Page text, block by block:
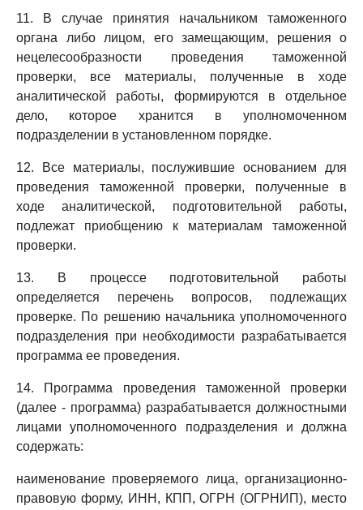
11. В случае принятия начальником таможенного
органа либо лицом, его замещающим, решения о
нецелесообразности проведения таможенной
проверки, все материалы, полученные в ходе
аналитической работы, формируются в отдельное
дело, которое хранится в уполномоченном
подразделении в установленном порядке.
12. Все материалы, послужившие основанием для
проведения таможенной проверки, полученные в
ходе аналитической, подготовительной работы,
подлежат приобщению к материалам таможенной
проверки.
13. В процессе подготовительной работы
определяется перечень вопросов, подлежащих
проверке. По решению начальника уполномоченного
подразделения при необходимости разрабатывается
программа ее проведения.
14. Программа проведения таможенной проверки
(далее - программа) разрабатывается должностными
лицами уполномоченного подразделения и должна
содержать:
наименование проверяемого лица, организационно-
правовую форму, ИНН, КПП, ОГРН (ОГРНИП), место